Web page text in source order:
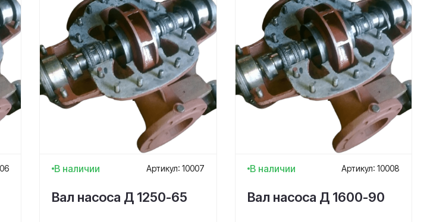
В наличии Артикул: 10007
Вал насоса Д 1250-65
В наличии Артикул: 10008
Вал насоса Д 1600-90